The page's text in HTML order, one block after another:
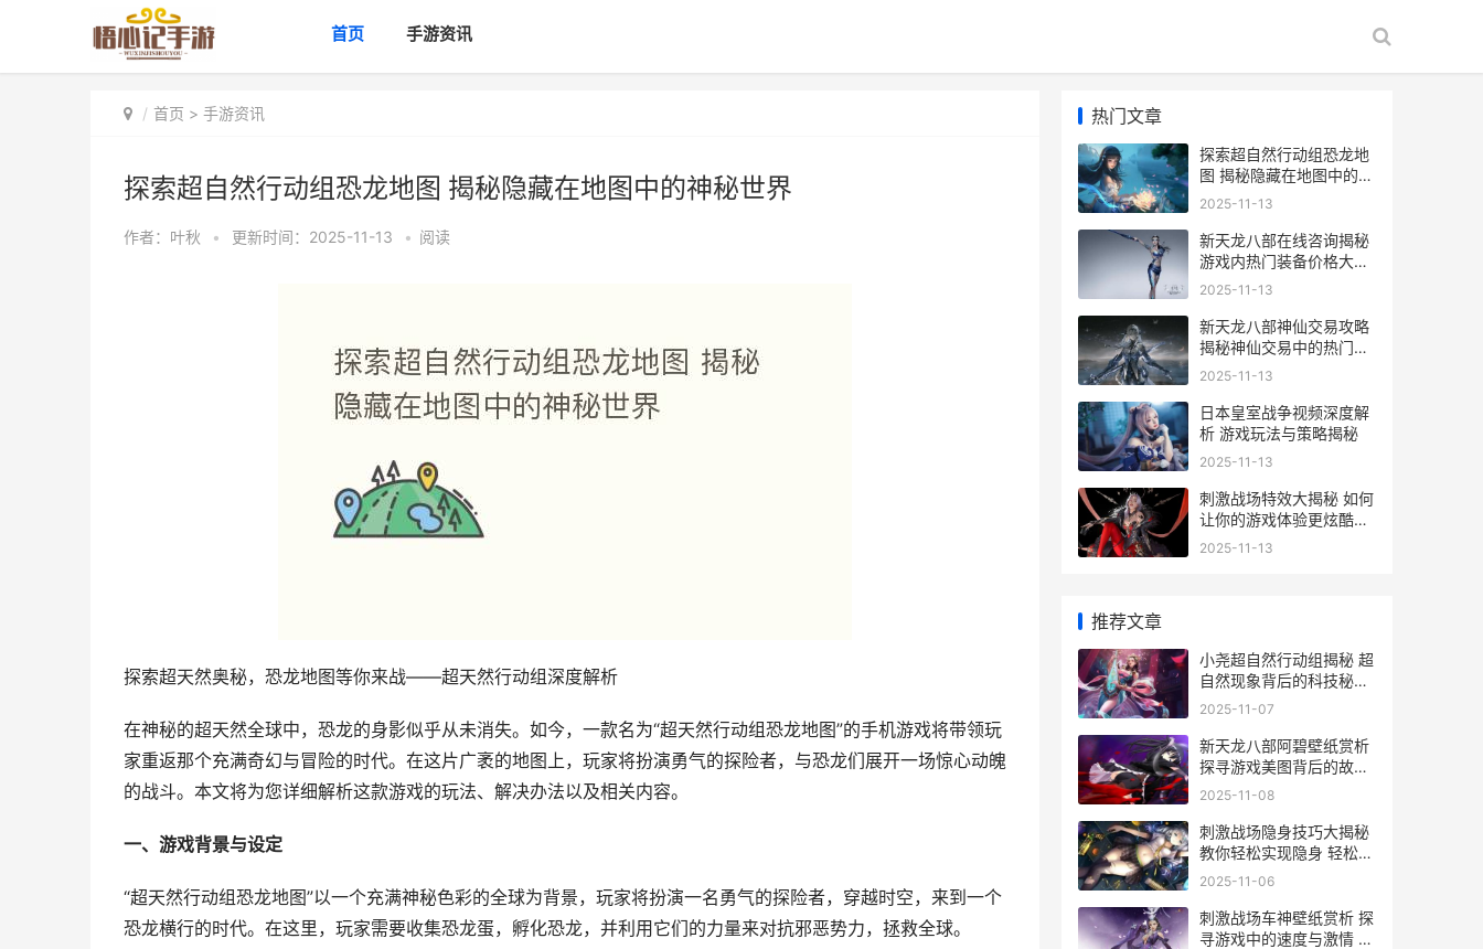
首页 手游资讯
首页 > 手游资讯
探索超自然行动组恐龙地图 揭秘隐藏在地图中的神秘世界
作者： 叶秋 • 更新时间：2025-11-13 • 阅读
探索超天然奥秘，恐龙地图等你来战——超天然行动组深度解析
在神秘的超天然全球中，恐龙的身影似乎从未消失。如今，一款名为“超天然行动组恐龙地图”的手机游戏将带领玩
家重返那个充满奇幻与冒险的时代。在这片广袤的地图上，玩家将扮演勇气的探险者，与恐龙们展开一场惊心动魄
的战斗。本文将为您详细解析这款游戏的玩法、解决办法以及相关内容。
一、游戏背景与设定
“超天然行动组恐龙地图”以一个充满神秘色彩的全球为背景，玩家将扮演一名勇气的探险者，穿越时空，来到一个
恐龙横行的时代。在这里，玩家需要收集恐龙蛋，孵化恐龙，并利用它们的力量来对抗邪恶势力，拯救全球。
热门文章
探索超自然行动组恐龙地
图 揭秘隐藏在地图中的神
秘世界
2025-11-13
新天龙八部在线咨询揭秘
游戏内热门装备价格大解
析
2025-11-13
新天龙八部神仙交易攻略
揭秘神仙交易中的热门物
品与价格
2025-11-13
日本皇室战争视频深度解
析 游戏玩法与策略揭秘
2025-11-13
刺激战场特效大揭秘 如何
让你的游戏体验更炫酷
——特效装备价格全解析
2025-11-13
推荐文章
小尧超自然行动组揭秘 超
自然现象背后的科技秘密
解析
2025-11-07
新天龙八部阿碧壁纸赏析
探寻游戏美图背后的故事
与价值
2025-11-08
刺激战场隐身技巧大揭秘
教你轻松实现隐身 轻松吃
鸡
2025-11-06
刺激战场车神壁纸赏析 探
寻游戏中的速度与激情 揭